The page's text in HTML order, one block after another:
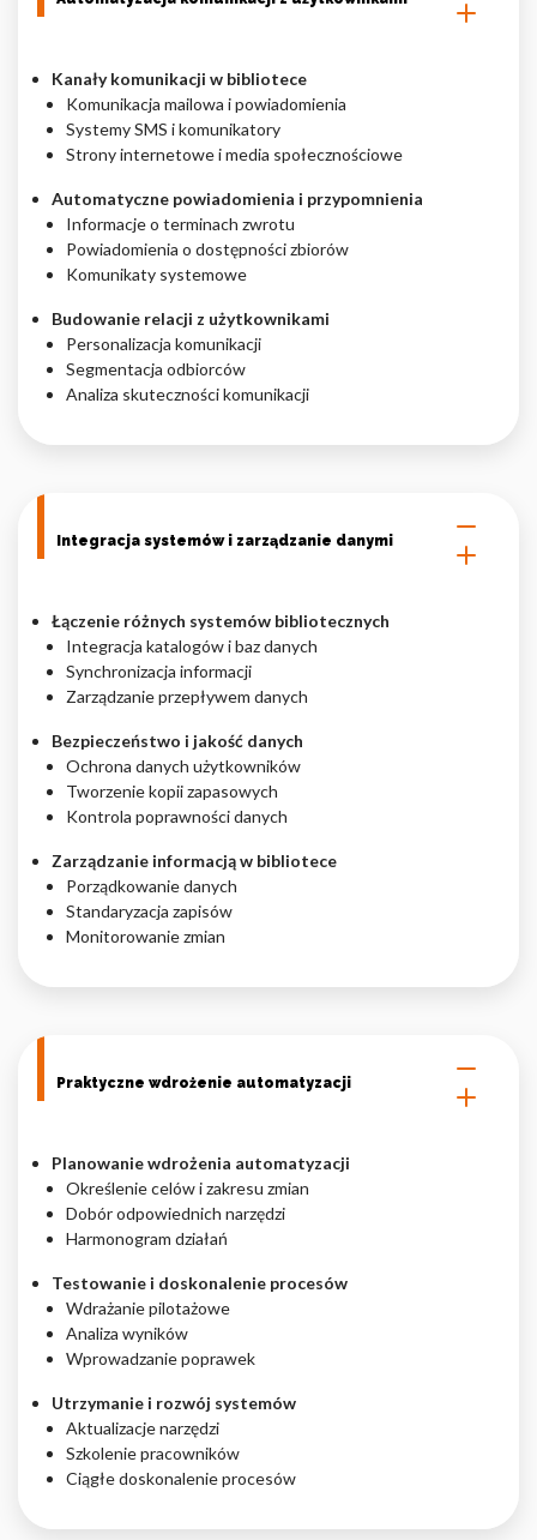
Kanały komunikacji w bibliotece
Komunikacja mailowa i powiadomienia
Systemy SMS i komunikatory
Strony internetowe i media społecznościowe
Automatyczne powiadomienia i przypomnienia
Informacje o terminach zwrotu
Powiadomienia o dostępności zbiorów
Komunikaty systemowe
Budowanie relacji z użytkownikami
Personalizacja komunikacji
Segmentacja odbiorców
Analiza skuteczności komunikacji
Integracja systemów i zarządzanie danymi
Łączenie różnych systemów bibliotecznych
Integracja katalogów i baz danych
Synchronizacja informacji
Zarządzanie przepływem danych
Bezpieczeństwo i jakość danych
Ochrona danych użytkowników
Tworzenie kopii zapasowych
Kontrola poprawności danych
Zarządzanie informacją w bibliotece
Porządkowanie danych
Standaryzacja zapisów
Monitorowanie zmian
Praktyczne wdrożenie automatyzacji
Planowanie wdrożenia automatyzacji
Określenie celów i zakresu zmian
Dobór odpowiednich narzędzi
Harmonogram działań
Testowanie i doskonalenie procesów
Wdrażanie pilotażowe
Analiza wyników
Wprowadzanie poprawek
Utrzymanie i rozwój systemów
Aktualizacje narzędzi
Szkolenie pracowników
Ciągłe doskonalenie procesów